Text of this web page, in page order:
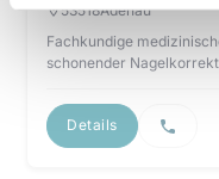
53518Adenau
Fachkundige
schonender
Details